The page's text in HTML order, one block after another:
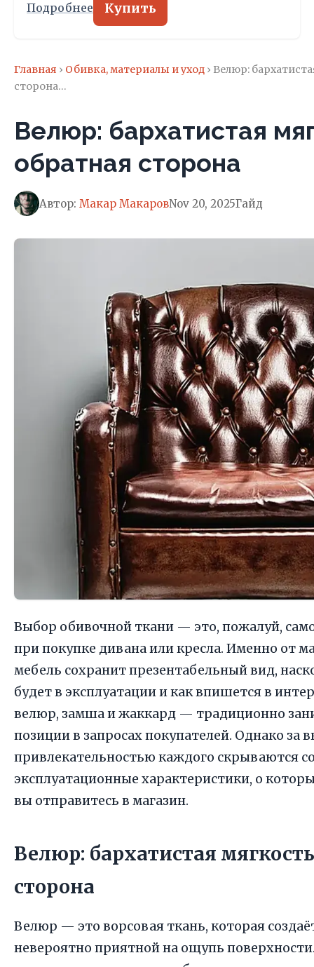
Подробнее Купить
Главная › Обивка, материалы и уход › Велюр:
сторона…
Велюр: бархатистая
обратная сторона
Автор: Макар МакаровNov 20, 2025Гайд
Выбор обивочной ткани — это, пожалуй,
при покупке дивана или кресла. Именно от
мебель сохранит презентабельный вид,
будет в эксплуатации и как впишется в
велюр, замша и жаккард — традиционно
позиции в запросах покупателей. Однако за
привлекательностью каждого скрываются
эксплуатационные характеристики, о
вы отправитесь в магазин.
Велюр: бархатистая
сторона
Велюр — это ворсовая ткань, которая
невероятно приятной на ощупь